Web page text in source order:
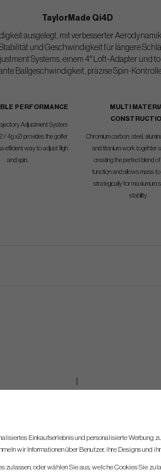
TaylorMade Qi4D
ausgelegt, mit verbesserter
und Geschwindigkeit für längere
Systems, einem 4° Loft-Adapter und
Ballgeschwindigkeit, präzise Spin-
PERFORMANCE
Adjustment System
/ 4g x2) provides the golfer
efficient way to adjust fligh
and spin.
MULTI
Chromium carbon, steel,
and titanium work togehter
creating the perfect blend
function and allows mass to
strategically for maxiumum
stability.
Einkaufserlebnis und personalisierte Werbung
wir Informationen über Benutzer, ihre Designs und
zulassen, oder wählen Sie aus, welche Cookies Sie